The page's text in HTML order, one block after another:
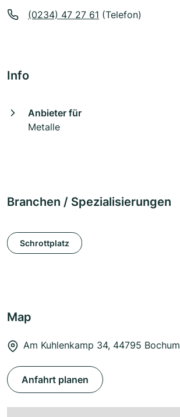
(0234) 47 27 61 (Telefon)
Info
Anbieter für
Metalle
Branchen / Spezialisierungen
Schrottplatz
Map
Am Kuhlenkamp 34, 44795 Bochum
Anfahrt planen